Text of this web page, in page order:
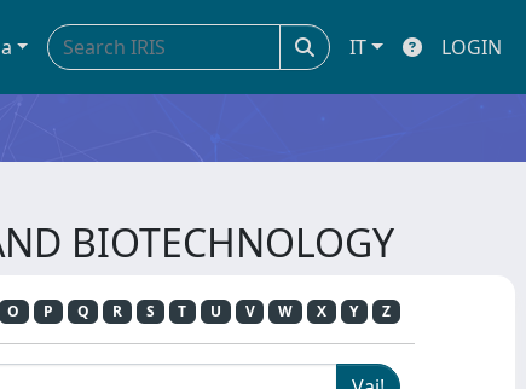
IT LOGIN
BIOTECHNOLOGY
O P Q R S T U V W X Y Z